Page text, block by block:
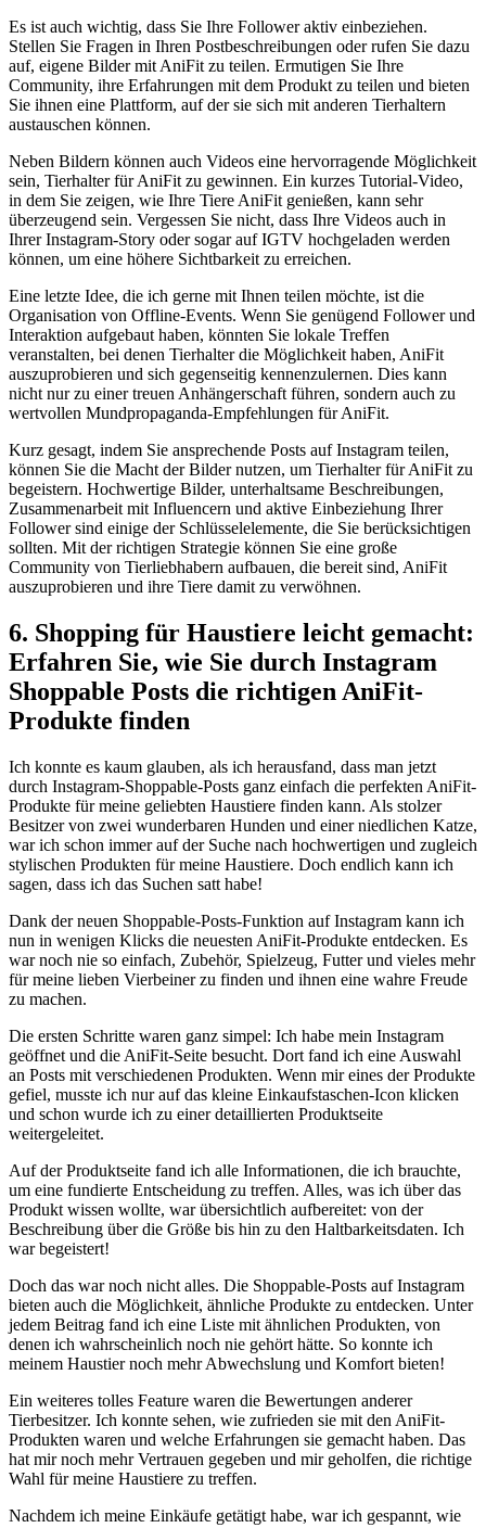
Es ⁣ist auch wichtig, dass Sie ⁣Ihre Follower aktiv ‌einbeziehen.
Stellen Sie ​Fragen in Ihren Postbeschreibungen oder rufen‌ Sie ⁤dazu
auf, eigene⁤ Bilder mit AniFit ‍zu teilen. Ermutigen Sie Ihre
⁢Community, ihre Erfahrungen mit dem Produkt zu teilen und‌ bieten
Sie ihnen eine Plattform, auf⁣ der sie sich mit anderen Tierhaltern
austauschen können.
Neben Bildern können auch Videos eine hervorragende Möglichkeit
sein, ​Tierhalter für AniFit zu gewinnen. Ein kurzes Tutorial-Video,
in dem Sie zeigen, wie Ihre Tiere AniFit genießen, kann sehr
überzeugend sein. Vergessen Sie nicht, dass Ihre Videos auch in
Ihrer Instagram-Story⁤ oder sogar auf IGTV ​hochgeladen werden
‍können, um eine höhere Sichtbarkeit zu erreichen.
Eine ⁣letzte Idee, die ich gerne mit Ihnen ⁢teilen möchte, ist ⁤die
Organisation von Offline-Events.⁤ Wenn ⁣Sie genügend Follower und
Interaktion‌ aufgebaut haben,​ könnten Sie lokale⁢ Treffen⁢
veranstalten,​ bei denen Tierhalter die Möglichkeit⁣ haben, AniFit
auszuprobieren und sich gegenseitig kennenzulernen. Dies kann
‌nicht nur zu einer treuen Anhängerschaft⁤ führen, ⁤sondern ⁢auch​ zu
wertvollen Mundpropaganda-Empfehlungen ⁤für​ AniFit.
Kurz ‌gesagt, indem Sie ‍ansprechende Posts⁣ auf Instagram teilen,
können Sie die Macht der Bilder nutzen, um Tierhalter für AniFit zu
begeistern. Hochwertige Bilder, ‌unterhaltsame Beschreibungen,
Zusammenarbeit mit ⁣Influencern ​und aktive Einbeziehung Ihrer
Follower sind‍ einige⁢ der Schlüsselelemente, die⁢ Sie berücksichtigen
⁤sollten. Mit der richtigen Strategie können Sie eine große
‌Community von ‍Tierliebhabern aufbauen, ‍die​ bereit sind, AniFit
auszuprobieren und ihre‍ Tiere​ damit zu verwöhnen.
6. Shopping für Haustiere leicht gemacht:
Erfahren Sie, wie Sie durch Instagram
Shoppable Posts die richtigen AniFit-
Produkte finden
Ich konnte ‍es ​kaum glauben, als ich herausfand, dass man jetzt
durch Instagram-Shoppable-Posts ganz einfach‍ die⁣ perfekten AniFit-
Produkte ⁤für meine⁢ geliebten Haustiere​ finden kann. Als‍ stolzer
Besitzer von zwei wunderbaren Hunden und einer niedlichen Katze,
war ich schon immer ⁢auf‍ der Suche nach hochwertigen und zugleich⁣
stylischen⁣ Produkten für meine Haustiere. ‍Doch ​endlich‍ kann ich
sagen, dass ​ich das Suchen satt habe!
Dank der neuen Shoppable-Posts-Funktion auf ‌Instagram kann ich
nun in wenigen Klicks die neuesten AniFit-Produkte entdecken. Es
war⁤ noch nie ​so einfach, Zubehör, Spielzeug, Futter‌ und vieles mehr
für meine lieben Vierbeiner zu finden und ihnen ‍eine ⁢wahre Freude
zu machen.
Die ersten Schritte⁤ waren ganz‌ simpel: Ich‍ habe mein Instagram
geöffnet und die AniFit-Seite besucht. Dort fand ich‍ eine Auswahl
an⁣ Posts mit verschiedenen Produkten. Wenn mir ⁤eines der Produkte
gefiel, musste ich nur auf das kleine Einkaufstaschen-Icon klicken
und schon‍ wurde ich zu einer detaillierten Produktseite
weitergeleitet.
Auf der Produktseite fand ich alle Informationen,‌ die⁤ ich brauchte,
um eine fundierte‍ Entscheidung zu treffen. Alles, was ⁤ich über⁢ das
Produkt wissen wollte, war übersichtlich aufbereitet: von der
Beschreibung über die ​Größe bis hin zu⁢ den Haltbarkeitsdaten. Ich
war begeistert!
Doch das war noch nicht alles. Die Shoppable-Posts auf‌ Instagram
‍bieten⁢ auch die Möglichkeit, ähnliche Produkte zu entdecken. Unter
jedem Beitrag‍ fand ich eine ​Liste mit‍ ähnlichen Produkten, von
⁣denen ich wahrscheinlich noch nie gehört hätte. So konnte ich ​
meinem⁣ Haustier noch mehr Abwechslung⁤ und Komfort ​bieten!
Ein weiteres tolles Feature waren ⁤die Bewertungen anderer
Tierbesitzer. Ich konnte ⁣sehen, wie zufrieden sie mit den AniFit-
Produkten waren und ‍welche⁤ Erfahrungen‍ sie gemacht haben. Das ​
hat mir noch mehr ‍Vertrauen gegeben und mir geholfen, die‍ richtige
Wahl für ​meine Haustiere zu treffen.
Nachdem ‌ich meine Einkäufe getätigt habe, war ich ‌gespannt, wie⁣